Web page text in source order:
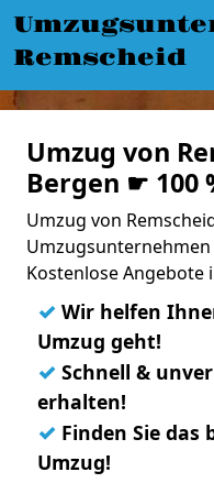
Remscheid
Umzug von
Bergen ☛ 100
Umzug von
Kostenlose Angebote
✓ Wir helfen
Umzug geht!
✓ Schnell &
erhalten!
✓ Finden Sie
Umzug!